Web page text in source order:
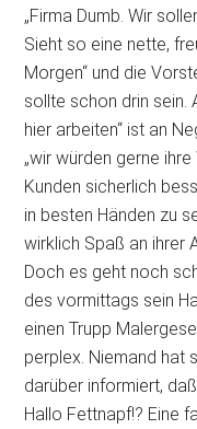
„Firma Dumb. Wir
Sieht so eine nette,
Morgen“ und die
sollte schon drin sein.
hier arbeiten“ ist an
„wir würden gerne
Kunden sicherlich
in besten Händen zu
wirklich Spaß an ihrer
Doch es geht noch
des vormittags sein
einen Trupp
perplex. Niemand hat
darüber informiert,
Hallo Fettnapf!? Eine